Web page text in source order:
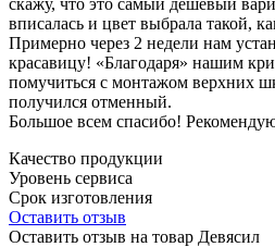
вписалась и цвет выбрала такой,
Примерно через 2 недели нам
красавицу! «Благодаря» нашим
помучиться с монтажом верхних
получился отменный.
Большое всем спасибо!
Качество продукции
Уровень сервиса
Срок изготовления
Оставить отзыв
Оставить отзыв на товар Девясил